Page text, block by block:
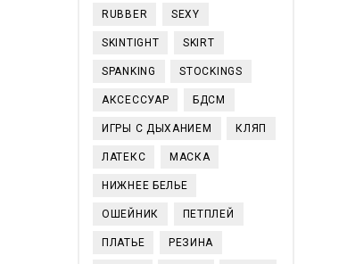
RUBBER SEXY
SKINTIGHT SKIRT
SPANKING STOCKINGS
АКСЕССУАР БДСМ
ИГРЫ С ДЫХАНИЕМ КЛЯП
ЛАТЕКС МАСКА
НИЖНЕЕ БЕЛЬЕ
ОШЕЙНИК ПЕТПЛЕЙ
ПЛАТЬЕ РЕЗИНА